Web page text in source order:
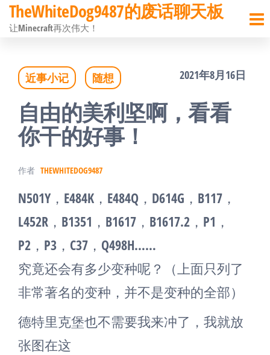
前
往
TheWhiteDog9487的废话聊天板
让Minecraft再次伟大！
近事小记 随想 2021年8月16日
自由的美利坚啊，看看
你干的好事！
作者 THEWHITEDOG9487
N501Y，E484K，E484Q，D614G，B117，
L452R，B1351，B1617，B1617.2，P1，
P2，P3，C37，Q498H……
究竟还会有多少变种呢？（上面只列了
非常著名的变种，并不是变种的全部）
德特里克堡也不需要我来冲了，我就放
张图在这